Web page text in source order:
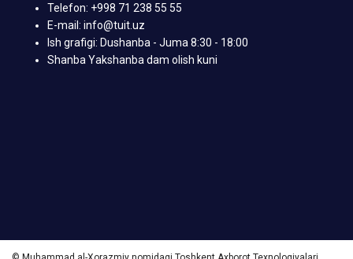
Telefon: +998 71 238 55 55
E-mail: info@tuit.uz
Ish grafigi: Dushanba - Juma 8:30 - 18:00
Shanba Yakshanba dam olish kuni